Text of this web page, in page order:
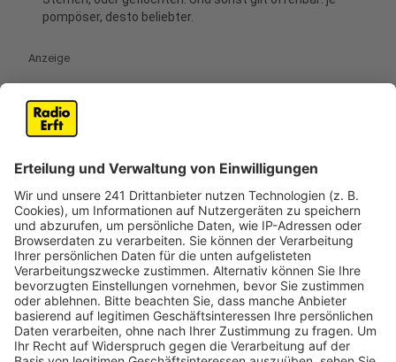
pompöser, desto beliebter.
Anzeige
Diese Sachen sind "out"
Im gleichen Atemzug nennt der Landgard-Dekorateur
auch die Dinge, die seiner Meinung nach ganz und gar
nicht mehr "in" seien. "Kitschiges und Buntes, was man
aus den USA kennt, findet man gar nicht mehr in den
Regalen." Genauso Artikel in roter oder anderer
Naturfarben seien "rückläufig"
Anzeige